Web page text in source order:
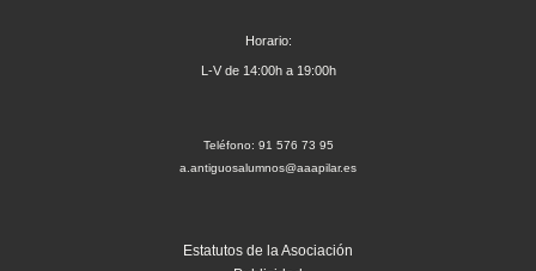
Horario:
L-V de 14:00h a 19:00h
Teléfono: 91 576 73 95
a.antiguosalumnos@aaapilar.es
Estatutos de la Asociación